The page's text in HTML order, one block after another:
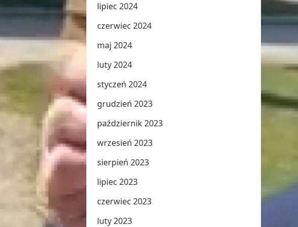
lipiec 2024
czerwiec 2024
maj 2024
luty 2024
styczeń 2024
grudzień 2023
październik 2023
wrzesień 2023
sierpień 2023
lipiec 2023
czerwiec 2023
luty 2023